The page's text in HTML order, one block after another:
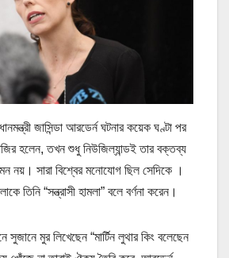
জাসিন্ডা আরডের্ন ঘটনার কয়েক ঘণ্টা পর
হলেন, তখন শুধু নিউজিল্যান্ডই তার বক্তব্য
নয়। সারা বিশ্বের মনোযোগ ছিল সেদিকে ।
তিনি “সন্ত্রাসী হামলা” বলে বর্ণনা করেন।
সুজানে মুর লিখেছেন “মার্টিন লুথার কিং বলেছেন